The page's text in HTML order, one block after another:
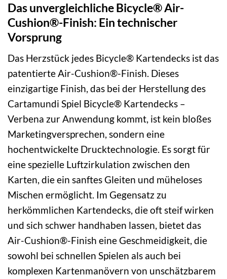
Das unvergleichliche Bicycle® Air-
Cushion®-Finish: Ein technischer
Vorsprung
Das Herzstück jedes Bicycle® Kartendecks ist das
patentierte Air-Cushion®-Finish. Dieses
einzigartige Finish, das bei der Herstellung des
Cartamundi Spiel Bicycle® Kartendecks –
Verbena zur Anwendung kommt, ist kein bloßes
Marketingversprechen, sondern eine
hochentwickelte Drucktechnologie. Es sorgt für
eine spezielle Luftzirkulation zwischen den
Karten, die ein sanftes Gleiten und müheloses
Mischen ermöglicht. Im Gegensatz zu
herkömmlichen Kartendecks, die oft steif wirken
und sich schwer handhaben lassen, bietet das
Air-Cushion®-Finish eine Geschmeidigkeit, die
sowohl bei schnellen Spielen als auch bei
komplexen Kartenmanövern von unschätzbarem